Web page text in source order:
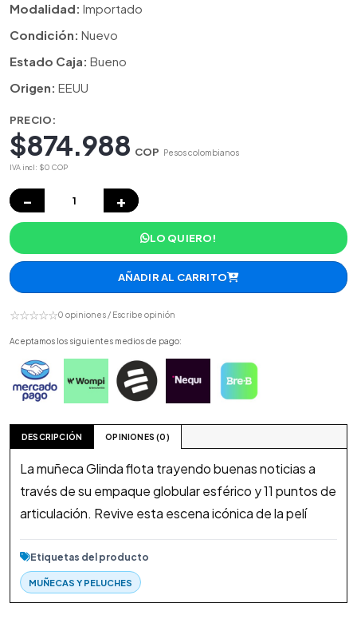
Modalidad: Importado
Condición: Nuevo
Estado Caja: Bueno
Origen: EEUU
PRECIO:
$874.988 COP Pesos colombianos
IVA incl: $0 COP
− +
LO QUIERO!
AÑADIR AL CARRITO
☆☆☆☆☆0 opiniones / Escribe opinión
Aceptamos los siguientes medios de pago:
DESCRIPCIÓN OPINIONES (0)
La muñeca Glinda flota trayendo buenas noticias a
través de su empaque globular esférico y 11 puntos de
articulación. Revive esta escena icónica de la pelí
Etiquetas del producto
MUÑECAS Y PELUCHES